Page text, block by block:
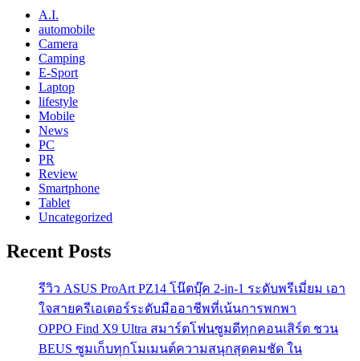
A.I.
automobile
Camera
Camping
E-Sport
Laptop
lifestyle
Mobile
News
PC
PR
Review
Smartphone
Tablet
Uncategorized
Recent Posts
รีวิว ASUS ProArt PZ14 โน๊ตบุ๊ค 2-in-1 ระดับพรีเมี่ยม เอา
ใจสายครีเอเตอร์ระดับมืออาชีพที่เน้นการพกพา
OPPO Find X9 Ultra สมาร์ตโฟนซูมดีทุกคอนเสิร์ต ชวน
BEUS ซูมเก็บทุกโมเมนต์ความสนุกสุดคมชัด ใน